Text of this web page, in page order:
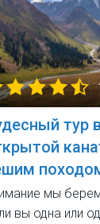
тур
мы
вы одна или